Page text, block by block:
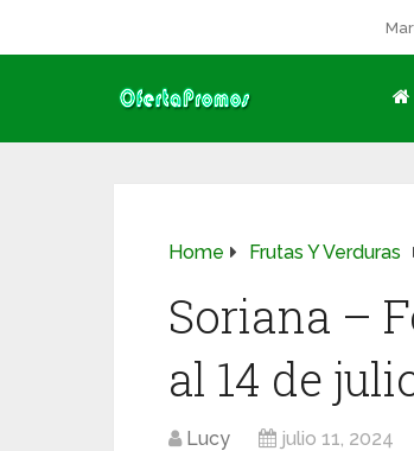
Home Frutas Y Verduras
Soriana –
al 14 de
Lucy julio 11, 2024